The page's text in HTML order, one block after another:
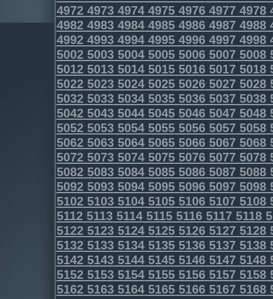
4972497349744975497649774978
4982498349844985498649874988
4992499349944995499649974998
5002500350045005500650075008
5012501350145015501650175018
5022502350245025502650275028
5032503350345035503650375038
5042504350445045504650475048
5052505350545055505650575058
5062506350645065506650675068
5072507350745075507650775078
5082508350845085508650875088
5092509350945095509650975098
5102510351045105510651075108
5112511351145115511651175118
5122512351245125512651275128
5132513351345135513651375138
5142514351445145514651475148
5152515351545155515651575158
5162516351645165516651675168